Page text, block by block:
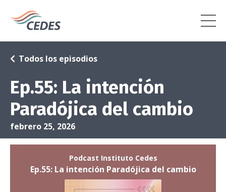
Ep.55: La intención
Paradójica del cambio
Todos los episodios
febrero 25, 2026